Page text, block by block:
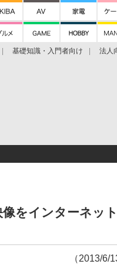
基礎知識・入門者向け 法人
をインターネッ
（2013/6/